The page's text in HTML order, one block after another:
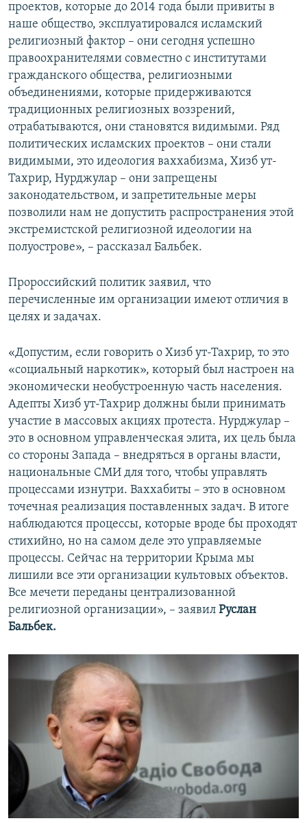
проектов, которые до 2014 года были привиты в
наше общество, эксплуатировался исламский
религиозный фактор – они сегодня успешно
правоохранителями совместно с институтами
гражданского общества, религиозными
объединениями, которые придерживаются
традиционных религиозных воззрений,
отрабатываются, они становятся видимыми. Ряд
политических исламских проектов – они стали
видимыми, это идеология ваххабизма, Хизб ут-
Тахрир, Нурджулар – они запрещены
законодательством, и запретительные меры
позволили нам не допустить распространения этой
экстремистской религиозной идеологии на
полуострове», – рассказал Бальбек.
Пророссийский политик заявил, что
перечисленные им организации имеют отличия в
целях и задачах.
«Допустим, если говорить о Хизб ут-Тахрир, то это
«социальный наркотик», который был настроен на
экономически необустроенную часть населения.
Адепты Хизб ут-Тахрир должны были принимать
участие в массовых акциях протеста. Нурджулар –
это в основном управленческая элита, их цель была
со стороны Запада – внедряться в органы власти,
национальные СМИ для того, чтобы управлять
процессами изнутри. Ваххабиты – это в основном
точечная реализация поставленных задач. В итоге
наблюдаются процессы, которые вроде бы проходят
стихийно, но на самом деле это управляемые
процессы. Сейчас на территории Крыма мы
лишили все эти организации культовых объектов.
Все мечети переданы централизованной
религиозной организации», – заявил Руслан
Бальбек.